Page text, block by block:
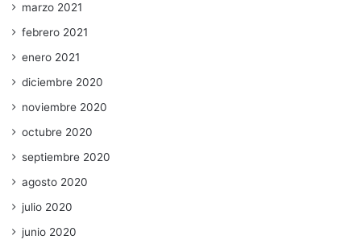
marzo 2021
febrero 2021
enero 2021
diciembre 2020
noviembre 2020
octubre 2020
septiembre 2020
agosto 2020
julio 2020
junio 2020